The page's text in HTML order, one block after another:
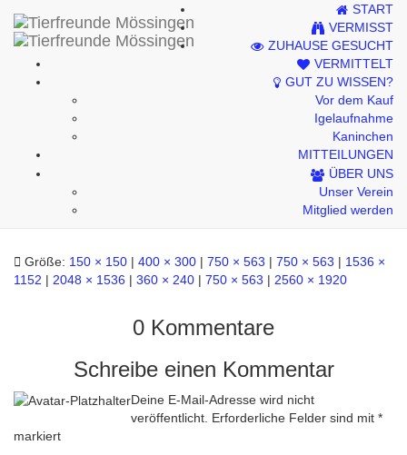
Kontakt
START
VERMISST
ZUHAUSE GESUCHT
VERMITTELT
GUT ZU WISSEN?
Vor dem Kauf
Igelaufnahme
Kaninchen
MITTEILUNGEN
ÜBER UNS
Unser Verein
Mitglied werden
Größe: 150 × 150 | 400 × 300 | 750 × 563 | 750 × 563 | 1536 ×
1152 | 2048 × 1536 | 360 × 240 | 750 × 563 | 2560 × 1920
0 Kommentare
Schreibe einen Kommentar
Deine E-Mail-Adresse wird nicht
veröffentlicht. Erforderliche Felder sind mit *
markiert